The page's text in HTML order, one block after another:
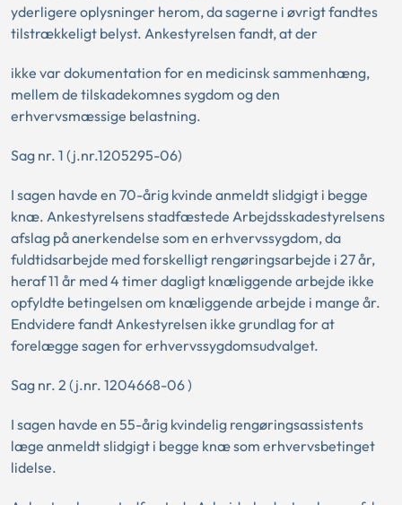
yderligere oplysninger herom, da sagerne i øvrigt fandtes
tilstrækkeligt belyst. Ankestyrelsen fandt, at der
ikke var dokumentation for en medicinsk sammenhæng,
mellem de tilskadekomnes sygdom og den
erhvervsmæssige belastning.
Sag nr. 1 (j.nr.1205295-06)
I sagen havde en 70-årig kvinde anmeldt slidgigt i begge
knæ. Ankestyrelsens stadfæstede Arbejdsskadestyrelsens
afslag på anerkendelse som en erhvervssygdom, da
fuldtidsarbejde med forskelligt rengøringsarbejde i 27 år,
heraf 11 år med 4 timer dagligt knæliggende arbejde ikke
opfyldte betingelsen om knæliggende arbejde i mange år.
Endvidere fandt Ankestyrelsen ikke grundlag for at
forelægge sagen for erhvervssygdomsudvalget.
Sag nr. 2 (j.nr. 1204668-06 )
I sagen havde en 55-årig kvindelig rengøringsassistents
læge anmeldt slidgigt i begge knæ som erhvervsbetinget
lidelse.